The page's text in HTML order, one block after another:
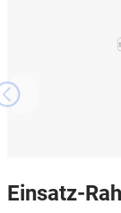
Einsatz-